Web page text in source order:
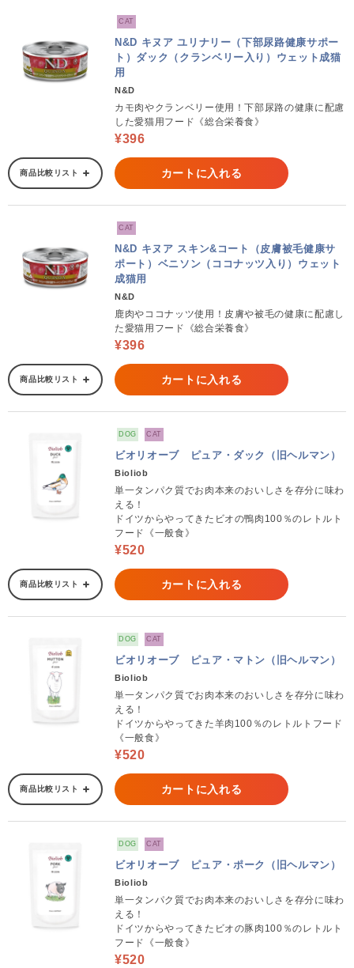
CAT
N&D キヌア ユリナリー（下部尿路健康サポー
ト）ダック（クランベリー入り）ウェット成猫
用
N&D
カモ肉やクランベリー使用！下部尿路の健康に配慮
した愛猫用フード《総合栄養食》
¥396
商品比較リスト カートに入れる
CAT
N&D キヌア スキン&コート（皮膚被毛健康サ
ポート）ベニソン（ココナッツ入り）ウェット
成猫用
N&D
鹿肉やココナッツ使用！皮膚や被毛の健康に配慮し
た愛猫用フード《総合栄養食》
¥396
商品比較リスト カートに入れる
DOG CAT
ビオリオーブ ピュア・ダック（旧ヘルマン）
Bioliob
単一タンパク質でお肉本来のおいしさを存分に味わ
える！
ドイツからやってきたビオの鴨肉100％のレトルト
フード《一般食》
¥520
商品比較リスト カートに入れる
DOG CAT
ビオリオーブ ピュア・マトン（旧ヘルマン）
Bioliob
単一タンパク質でお肉本来のおいしさを存分に味わ
える！
ドイツからやってきた羊肉100％のレトルトフード
《一般食》
¥520
商品比較リスト カートに入れる
DOG CAT
ビオリオーブ ピュア・ポーク（旧ヘルマン）
Bioliob
単一タンパク質でお肉本来のおいしさを存分に味わ
える！
ドイツからやってきたビオの豚肉100％のレトルト
フード《一般食》
¥520